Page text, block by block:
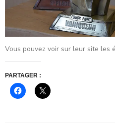
Vous pouvez voir sur leur site les
PARTAGER :
Cliquez
pour
Cliquer
pour